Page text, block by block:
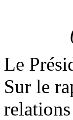
Le
Sur le